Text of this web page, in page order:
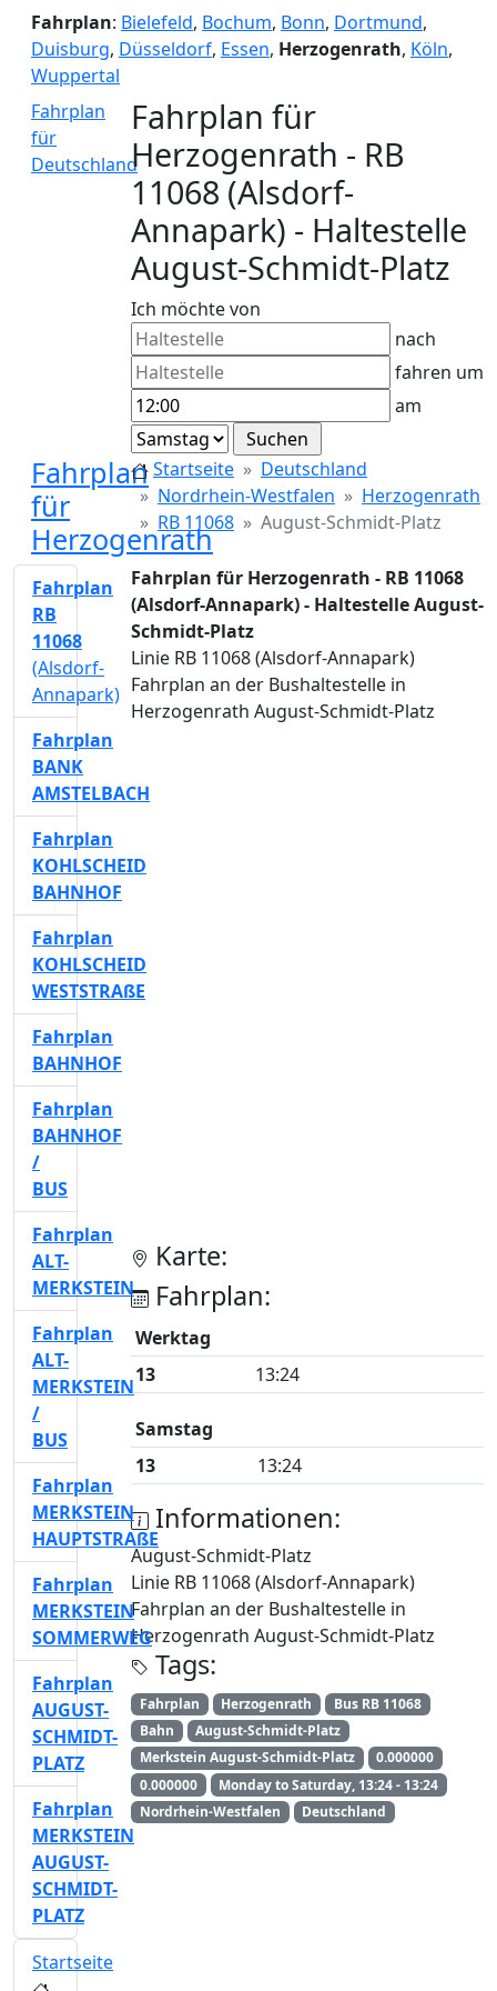
Fahrplan: Bielefeld, Bochum, Bonn, Dortmund,
Duisburg, Düsseldorf, Essen, Herzogenrath, Köln,
Wuppertal
Fahrplan
für
Deutschland
Fahrplan für
Herzogenrath - RB
11068 (Alsdorf-
Annapark) - Haltestelle
August-Schmidt-Platz
Ich möchte von
nach
fahren um
am
Fahrplan
für
Herzogenrath
Startseite
Deutschland
Nordrhein-Westfalen
Herzogenrath
RB 11068
August-Schmidt-Platz
Fahrplan für Herzogenrath - RB 11068
(Alsdorf-Annapark) - Haltestelle August-
Schmidt-Platz
Linie RB 11068 (Alsdorf-Annapark)
Fahrplan an der Bushaltestelle in
Herzogenrath August-Schmidt-Platz
Karte:
Fahrplan:
Werktag
13
13:24
Samstag
13
13:24
Informationen:
August-Schmidt-Platz
Linie RB 11068 (Alsdorf-Annapark)
Fahrplan an der Bushaltestelle in
Herzogenrath August-Schmidt-Platz
Tags:
Fahrplan Herzogenrath
Bus RB 11068
Bahn
August-Schmidt-Platz
Merkstein August-Schmidt-Platz
0.000000
0.000000
Monday to Saturday, 13:24 - 13:24
Nordrhein-Westfalen
Deutschland
Fahrplan
RB
11068
(Alsdorf-
Annapark)
Fahrplan
BANK
AMSTELBACH
Fahrplan
KOHLSCHEID
BAHNHOF
Fahrplan
KOHLSCHEID
WESTSTRAßE
Fahrplan
BAHNHOF
Fahrplan
BAHNHOF
/
BUS
Fahrplan
ALT-
MERKSTEIN
Fahrplan
ALT-
MERKSTEIN
/
BUS
Fahrplan
MERKSTEIN
HAUPTSTRAßE
Fahrplan
MERKSTEIN
SOMMERWEG
Fahrplan
AUGUST-
SCHMIDT-
PLATZ
Fahrplan
MERKSTEIN
AUGUST-
SCHMIDT-
PLATZ
Startseite